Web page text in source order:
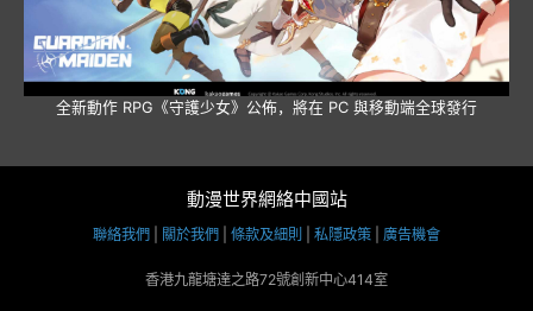
全新動作 RPG《守護少女》公佈，將在 PC 與移動端全球發行
動漫世界網絡中國站
聯絡我們 關於我們 條款及細則 私隱政策 廣告機會
香港九龍塘達之路72號創新中心414室